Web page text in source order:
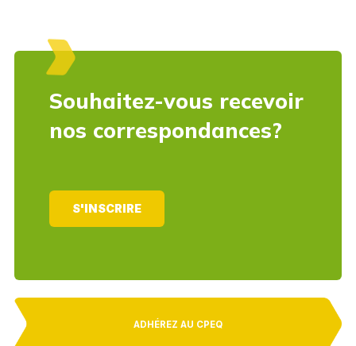
Souhaitez-vous recevoir
nos correspondances?
S'INSCRIRE
ADHÉREZ AU CPEQ